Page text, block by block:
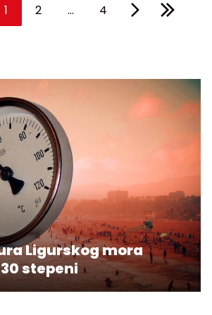
1 2 ... 4
Ligurskog mora
stepeni